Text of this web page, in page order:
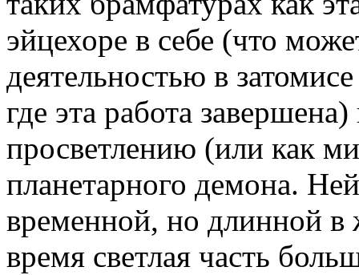
эйцехоре в себе (что
деятельностью в
где эта работа
просветлению (или как
планетарного демона.
временной, но длинной в
время светлая часть